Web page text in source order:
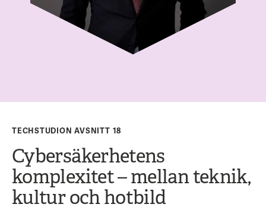
TECHSTUDION AVSNITT 18
Cybersäkerhetens
komplexitet – mellan teknik,
kultur och hotbild